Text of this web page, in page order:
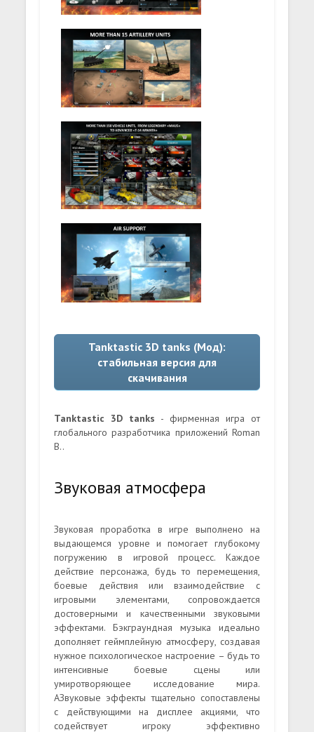
Tanktastic 3D tanks (Мод):
стабильная версия для
скачивания
Tanktastic 3D tanks - фирменная игра от
глобального разработчика приложений Roman
B..
Звуковая атмосфера
Звуковая проработка в игре выполнено на
выдающемся уровне и помогает глубокому
погружению в игровой процесс. Каждое
действие персонажа, будь то перемещения,
боевые действия или взаимодействие с
игровыми элементами, сопровождается
достоверными и качественными звуковыми
эффектами. Бэкграундная музыка идеально
дополняет геймплейную атмосферу, создавая
нужное психологическое настроение – будь то
интенсивные боевые сцены или
умиротворяющее исследование мира.
АЗвуковые эффекты тщательно сопоставлены
с действующими на дисплее акциями, что
содействует игроку эффективно